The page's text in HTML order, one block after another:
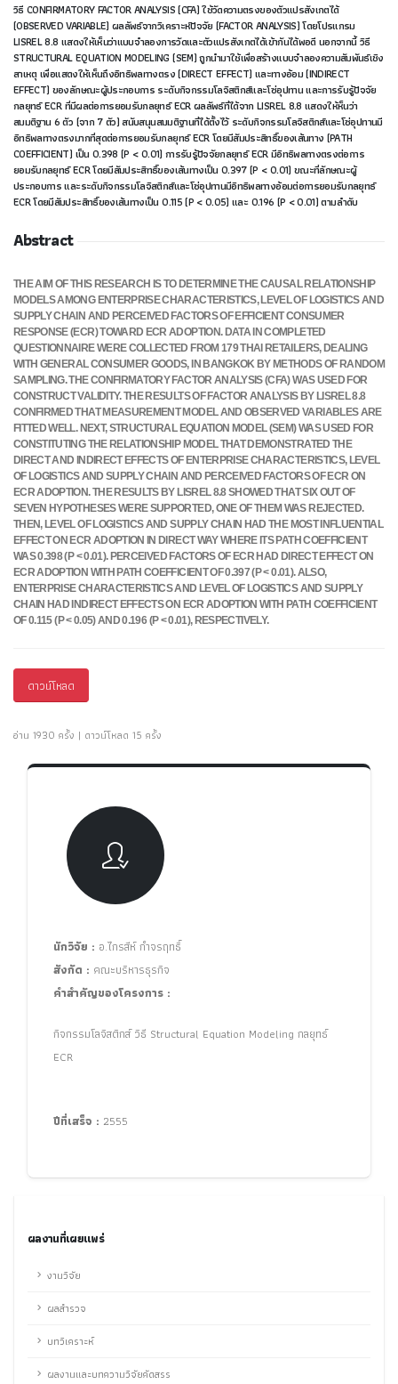
วิธี CONFIRMATORY FACTOR ANALYSIS (CFA) ใช้วัดความตรงของตัวแปรสังเกตได้
(OBSERVED VARIABLE) ผลลัพธ์จากวิเคราะห์ปัจจัย (FACTOR ANALYSIS) โดยโปรแกรม
LISREL 8.8 แสดงให้เห็นว่าแบบจำลองการวัดและตัวแปรสังเกตได้เข้ากันได้พอดี นอกจากนี้ วิธี
STRUCTURAL EQUATION MODELING (SEM) ถูกนำมาใช้เพื่อสร้างแบบจำลองความสัมพันธ์เชิง
สาเหตุ เพื่อแสดงให้เห็นถึงอิทธิพลทางตรง (DIRECT EFFECT) และทางอ้อม (INDIRECT
EFFECT) ของลักษณะผู้ประกอบการ ระดับกิจกรรมโลจิสติกส์และโซ่อุปทาน และการรับรู้ปัจจัย
กลยุทธ์ ECR ที่มีผลต่อการยอมรับกลยุทธ์ ECR ผลลัพธ์ที่ได้จาก LISREL 8.8 แสดงให้ห็นว่า
สมมติฐาน 6 ตัว (จาก 7 ตัว) สนับสนุนสมมติฐานที่ได้ตั้งไว้ ระดับกิจกรรมโลจิสติกส์และโซ่อุปทานมี
อิทธิพลทางตรงมากที่สุดต่อการยอมรับกลยุทธ์ ECR โดยมีสัมประสิทธิ์ของเส้นทาง (PATH
COEFFICIENT) เป็น 0.398 (P < 0.01) การรับรู้ปัจจัยกลยุทธ์ ECR มีอิทธิพลทางตรงต่อการ
ยอมรับกลยุทธ์ ECR โดยมีสัมประสิทธิ์ของเส้นทางเป็น 0.397 (P < 0.01) ขณะที่ลักษณะผู้
ประกอบการ และระดับกิจกรรมโลจิสติกส์และโซ่อุปทานมีอิทธิพลทางอ้อมต่อการยอมรับกลยุทธ์
ECR โดยมีสัมประสิทธิ์ของเส้นทางเป็น 0.115 (P < 0.05) และ 0.196 (P < 0.01) ตามลำดับ
Abstract
THE AIM OF THIS RESEARCH IS TO DETERMINE THE CAUSAL RELATIONSHIP
MODELS AMONG ENTERPRISE CHARACTERISTICS, LEVEL OF LOGISTICS AND
SUPPLY CHAIN AND PERCEIVED FACTORS OF EFFICIENT CONSUMER
RESPONSE (ECR) TOWARD ECR ADOPTION. DATA IN COMPLETED
QUESTIONNAIRE WERE COLLECTED FROM 179 THAI RETAILERS, DEALING
WITH GENERAL CONSUMER GOODS, IN BANGKOK BY METHODS OF RANDOM
SAMPLING. THE CONFIRMATORY FACTOR ANALYSIS (CFA) WAS USED FOR
CONSTRUCT VALIDITY. THE RESULTS OF FACTOR ANALYSIS BY LISREL 8.8
CONFIRMED THAT MEASUREMENT MODEL AND OBSERVED VARIABLES ARE
FITTED WELL. NEXT, STRUCTURAL EQUATION MODEL (SEM) WAS USED FOR
CONSTITUTING THE RELATIONSHIP MODEL THAT DEMONSTRATED THE
DIRECT AND INDIRECT EFFECTS OF ENTERPRISE CHARACTERISTICS, LEVEL
OF LOGISTICS AND SUPPLY CHAIN AND PERCEIVED FACTORS OF ECR ON
ECR ADOPTION. THE RESULTS BY LISREL 8.8 SHOWED THAT SIX OUT OF
SEVEN HYPOTHESES WERE SUPPORTED, ONE OF THEM WAS REJECTED.
THEN, LEVEL OF LOGISTICS AND SUPPLY CHAIN HAD THE MOST INFLUENTIAL
EFFECT ON ECR ADOPTION IN DIRECT WAY WHERE ITS PATH COEFFICIENT
WAS 0.398 (P < 0.01). PERCEIVED FACTORS OF ECR HAD DIRECT EFFECT ON
ECR ADOPTION WITH PATH COEFFICIENT OF 0.397 (P < 0.01). ALSO,
ENTERPRISE CHARACTERISTICS AND LEVEL OF LOGISTICS AND SUPPLY
CHAIN HAD INDIRECT EFFECTS ON ECR ADOPTION WITH PATH COEFFICIENT
OF 0.115 (P < 0.05) AND 0.196 (P < 0.01), RESPECTIVELY.
ดาวน์โหลด
อ่าน 1930 ครั้ง | ดาวน์โหลด 15 ครั้ง
นักวิจัย : อ.ไกรสีห์ กำจรฤทธิ์
สังกัด : คณะบริหารธุรกิจ
คำสำคัญของโครงการ :
กิจกรรมโลจิสติกส์ วิธี Structural Equation Modeling กลยุทธ์
ECR
ปีที่เสร็จ : 2555
ผลงานที่เผยแพร่
งานวิจัย
ผลสำรวจ
บทวิเคราะห์
ผลงานและบทความวิจัยคัดสรร